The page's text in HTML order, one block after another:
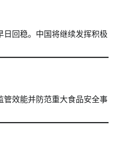
回稳。中国将继续发挥积极
效能并防范重大食品安全事